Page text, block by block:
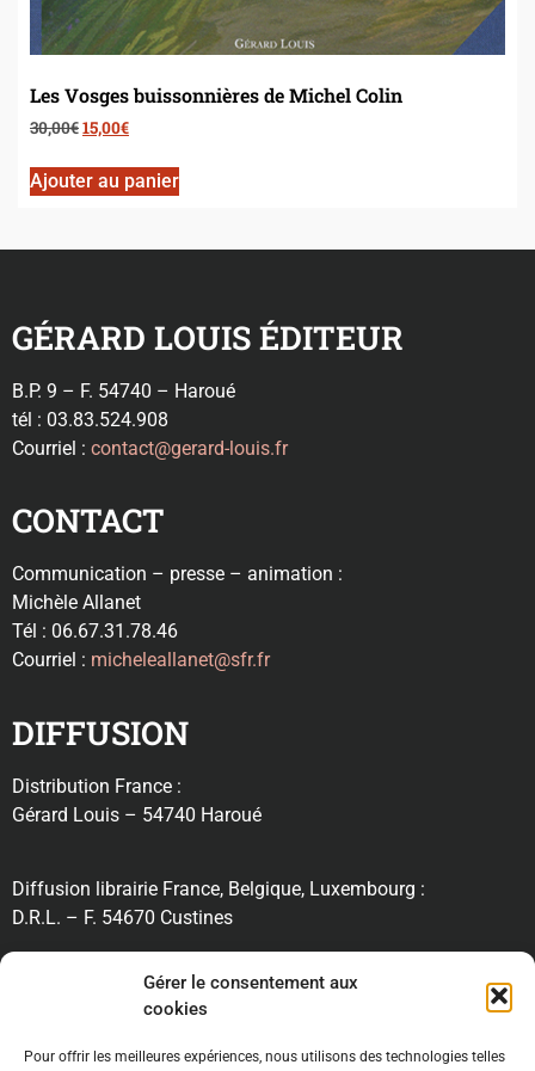
Gérer le consentement aux
cookies
Pour offrir les meilleures expériences, nous utilisons des technologies telles
Les Vosges buissonnières de Michel Colin
30,00€15,00€
Ajouter au panier
GÉRARD LOUIS ÉDITEUR
B.P. 9 – F. 54740 – Haroué
tél : 03.83.524.908
Courriel : contact@gerard-louis.fr
CONTACT
Communication – presse – animation :
Michèle Allanet
Tél : 06.67.31.78.46
Courriel : micheleallanet@sfr.fr
DIFFUSION
Distribution France :
Gérard Louis – 54740 Haroué
Diffusion librairie France, Belgique, Luxembourg :
D.R.L. – F. 54670 Custines
RECHERCHE